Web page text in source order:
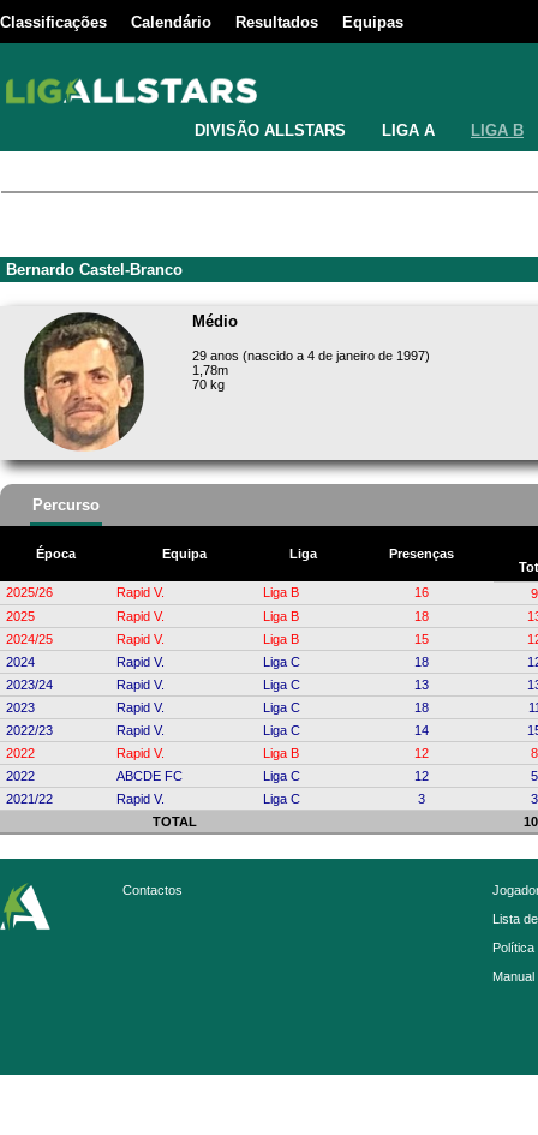
Classificações Calendário Resultados Equipas
DIVISÃO ALLSTARS LIGA A LIGA B
Bernardo Castel-Branco
Médio
29 anos (nascido a 4 de janeiro de 1997)
1,78m
70 kg
Percurso
Época Equipa Liga
Presenças
2025/26
Rapid V. Liga B 16
9
2025
Rapid V. Liga B 18
2024/25
Rapid V. Liga B 15
2024
Rapid V. Liga C 18
2023/24
Rapid V. Liga C 13
2023
Rapid V. Liga C 18
2022/23
Rapid V. Liga C 14
2022
Rapid V. Liga B 12
8
2022
ABCDE FC Liga C 12
5
2021/22
Rapid V. Liga C 3
3
TOTAL
Contactos
Lista
Política